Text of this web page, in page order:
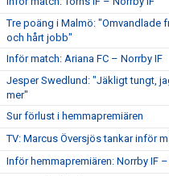
Tre poäng i Malmö: "Omvandlade
och hårt jobb"
Inför match: Ariana FC – Norrby IF
Jesper Swedlund: "Jäkligt tungt,
mer"
Sur förlust i hemmapremiären
TV: Marcus Översjös tankar inför
Inför hemmapremiären: Norrby IF